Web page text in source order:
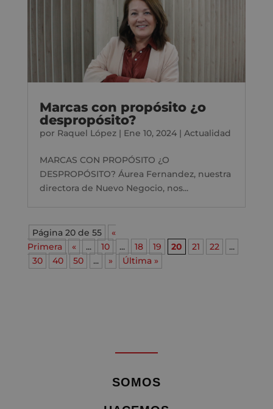
Marcas con propósito ¿o
despropósito?
por Raquel López| Ene 10, 2024| Actualidad
MARCAS CON PROPÓSITO ¿O
DESPROPÓSITO? Áurea Fernandez, nuestra
directora de Nuevo Negocio, nos...
Página 20 de 55
«
Primera
« ... 10 ... 18 19 20 21 22
...
30
40 50 ... » Última »
SOMOS